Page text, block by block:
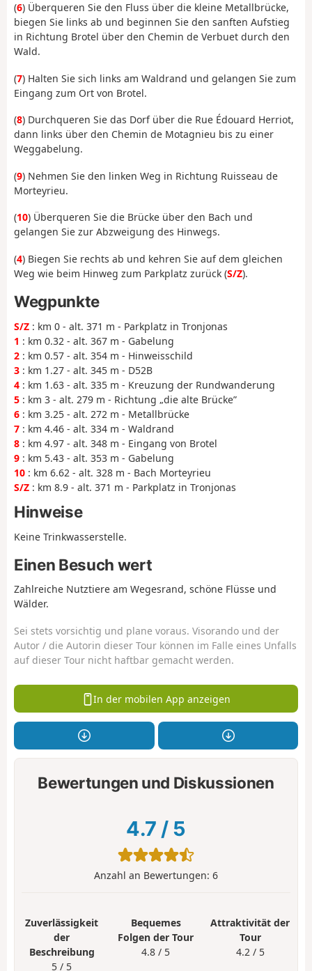
(6) Überqueren Sie den Fluss über die kleine Metallbrücke,
biegen Sie links ab und beginnen Sie den sanften Aufstieg
in Richtung Brotel über den Chemin de Verbuet durch den
Wald.
(7) Halten Sie sich links am Waldrand und gelangen Sie zum
Eingang zum Ort von Brotel.
(8) Durchqueren Sie das Dorf über die Rue Édouard Herriot,
dann links über den Chemin de Motagnieu bis zu einer
Weggabelung.
(9) Nehmen Sie den linken Weg in Richtung Ruisseau de
Morteyrieu.
(10) Überqueren Sie die Brücke über den Bach und
gelangen Sie zur Abzweigung des Hinwegs.
(4) Biegen Sie rechts ab und kehren Sie auf dem gleichen
Weg wie beim Hinweg zum Parkplatz zurück (S/Z).
Wegpunkte
S/Z : km 0 - alt. 371 m - Parkplatz in Tronjonas
1 : km 0.32 - alt. 367 m - Gabelung
2 : km 0.57 - alt. 354 m - Hinweisschild
3 : km 1.27 - alt. 345 m - D52B
4 : km 1.63 - alt. 335 m - Kreuzung der Rundwanderung
5 : km 3 - alt. 279 m - Richtung „die alte Brücke”
6 : km 3.25 - alt. 272 m - Metallbrücke
7 : km 4.46 - alt. 334 m - Waldrand
8 : km 4.97 - alt. 348 m - Eingang von Brotel
9 : km 5.43 - alt. 353 m - Gabelung
10 : km 6.62 - alt. 328 m - Bach Morteyrieu
S/Z : km 8.9 - alt. 371 m - Parkplatz in Tronjonas
Hinweise
Keine Trinkwasserstelle.
Einen Besuch wert
Zahlreiche Nutztiere am Wegesrand, schöne Flüsse und
Wälder.
Sei stets vorsichtig und plane voraus. Visorando und der
Autor / die Autorin dieser Tour können im Falle eines Unfalls
auf dieser Tour nicht haftbar gemacht werden.
In der mobilen App anzeigen
Bewertungen und Diskussionen
4.7 / 5
Anzahl an Bewertungen: 6
Zuverlässigkeit
der
Beschreibung
5 / 5
Bequemes
Folgen der Tour
4.8 / 5
Attraktivität der
Tour
4.2 / 5